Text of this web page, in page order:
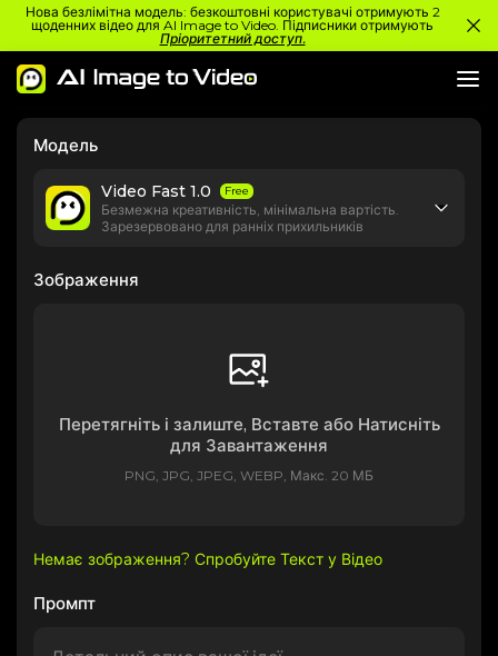
Нова безлімітна модель: безкоштовні користувачі отримують 2
щоденних відео для AI Image to Video. Підписники отримують
Пріоритетний доступ.
Модель
Video Fast 1.0 Free
Безмежна креативність, мінімальна вартість.
Зарезервовано для ранніх прихильників
Зображення
Перетягніть і залиште, Вставте або Натисніть
для Завантаження
PNG, JPG, JPEG, WEBP, Макс. 20 МБ
Немає зображення? Спробуйте Текст у Відео
Промпт